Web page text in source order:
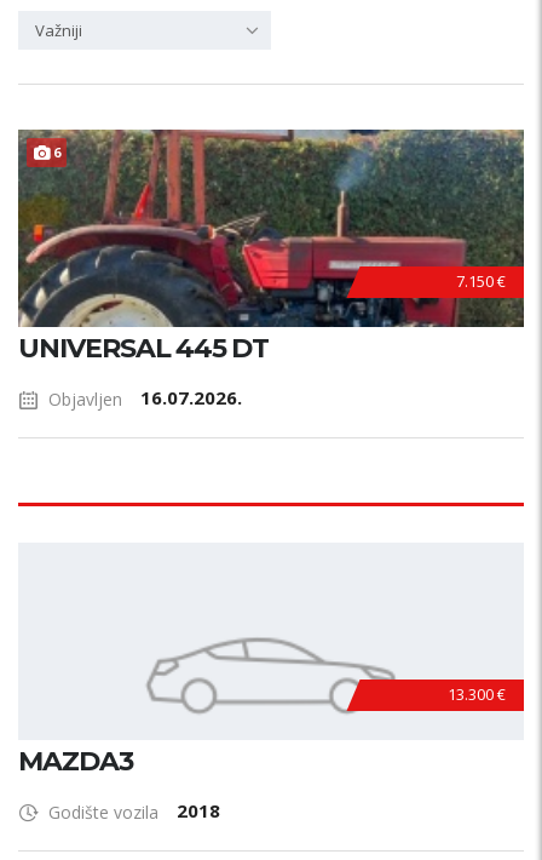
Važniji
6
7.150 €
UNIVERSAL 445 DT
Objavljen 16.07.2026.
13.300 €
MAZDA3
Godište vozila 2018